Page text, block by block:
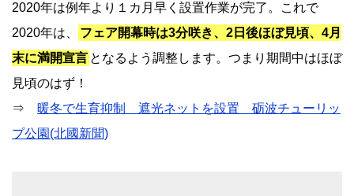
2020年は例年より１カ月早く設置作業が完了。これで
2020年は、
フェア開幕時は3分咲き、2日後ほぼ見頃、4月
末に満開宣言 となるよう調整します。つまり期間中はほぼ
見頃のはず！
⇒ 暖冬で生育抑制 遮光ネットを設置 砺波チューリッ
プ公園(北國新聞)